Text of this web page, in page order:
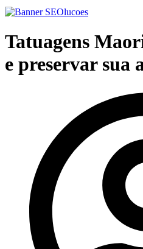
Tatuagens
e preservar sua